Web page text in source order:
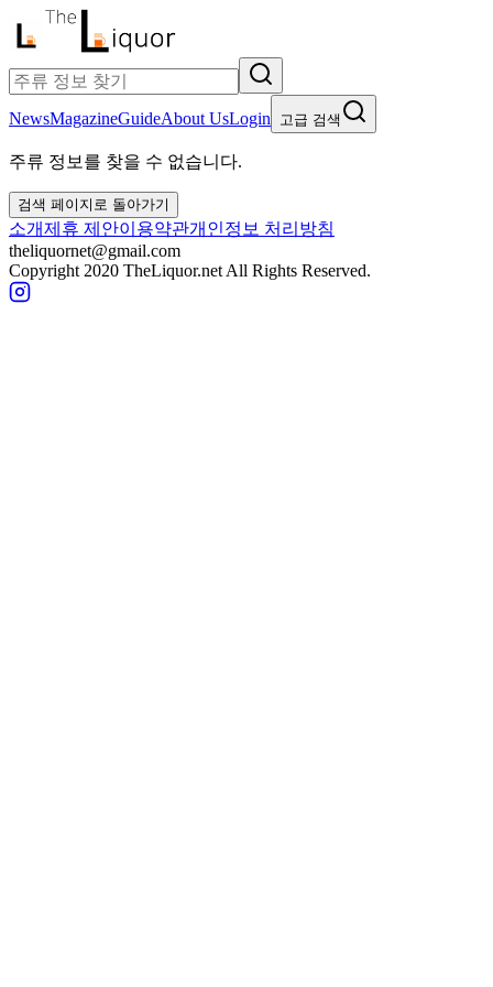
NewsMagazineGuideAbout UsLogin 고급 검색
주류 정보를 찾을 수 없습니다.
검색 페이지로 돌아가기
소개제휴 제안이용약관개인정보 처리방침
theliquornet@gmail.com
Copyright 2020 TheLiquor.net All Rights Reserved.